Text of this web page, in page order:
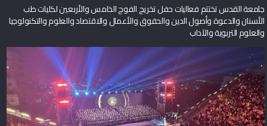
جامعة القدس تختتم فعاليات حفل تخريج الفوج الخامس والأربعين لكليات طب
الأسنان والدعوة وأصول الدين والحقوق والأعمال والاقتصاد والعلوم والتكنولوجيا
والعلوم التربوية والآداب